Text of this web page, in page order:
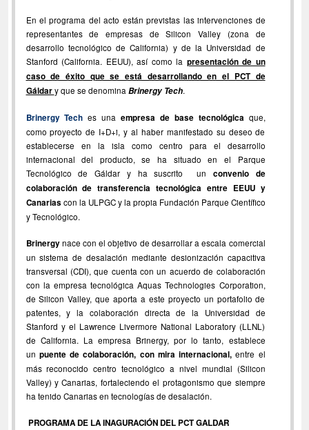
En el programa del acto están previstas las intervenciones de
representantes de empresas de Silicon Valley (zona de
desarrollo tecnológico de California) y de la Universidad de
Stanford (California. EEUU), así como la presentación de un
caso de éxito que se está desarrollando en el PCT de
Gáldary que se denomina Brinergy Tech.
Brinergy Tech es una empresa de base tecnológica que,
como proyecto de I+D+i, y al haber manifestado su deseo de
establecerse en la isla como centro para el desarrollo
internacional del producto, se ha situado en el Parque
Tecnológico de Gáldar y ha suscrito un convenio de
colaboración de transferencia tecnológica entre EEUU y
Canarias con la ULPGC y la propia Fundación Parque Científico
y Tecnológico.
Brinergynace con el objetivo de desarrollar a escala comercial
un sistema de desalación mediante desionización capacitiva
transversal (CDI), que cuenta con un acuerdo de colaboración
con la empresa tecnológica Aquas Technologies Corporation,
de Silicon Valley, que aporta a este proyecto un portafolio de
patentes, y la colaboración directa de la Universidad de
Stanford y el Lawrence Livermore National Laboratory (LLNL)
de California. La empresa Brinergy, por lo tanto, establece
un puente de colaboración, con mira internacional, entre el
más reconocido centro tecnológico a nivel mundial (Silicon
Valley) y Canarias, fortaleciendo el protagonismo que siempre
ha tenido Canarias en tecnologías de desalación.
PROGRAMA DE LA INAGURACIÓN DEL PCT GALDAR